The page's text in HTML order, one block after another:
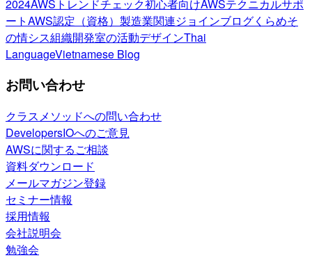
2024AWSトレンドチェック初心者向けAWSテクニカルサポ
ートAWS認定（資格） 製造業関連ジョインブログくらめそ
の情シス組織開発室の活動デザインThai
LanguageVietnamese Blog
お問い合わせ
クラスメソッドへの問い合わせ
DevelopersIOへのご意見
AWSに関するご相談
資料ダウンロード
メールマガジン登録
セミナー情報
採用情報
会社説明会
勉強会